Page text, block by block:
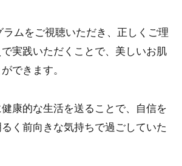
ムをご視聴いただき、正しくご理
実践いただくことで、美しいお肌
できます。
康的な生活を送ることで、自信を
く前向きな気持ちで過ごしていた